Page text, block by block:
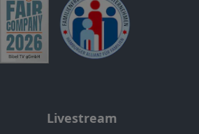
Livestream